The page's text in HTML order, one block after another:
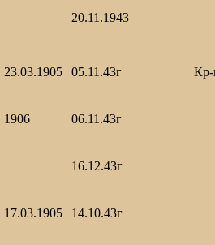
20.11.1943
23.03.1905 05.11.43г
1906 06.11.43г
16.12.43г
17.03.1905 14.10.43г